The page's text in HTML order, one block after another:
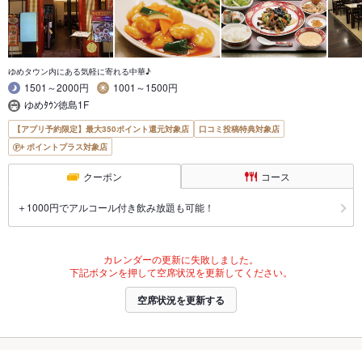
ゆめタウン内にある気軽に寄れる中華♪
1501～2000円
1001～1500円
ゆめﾀｳﾝ徳島1F
【アプリ予約限定】最大350ポイント還元対象店
口コミ投稿特典対象店
ポイントプラス対象店
クーポン コース
＋1000円でアルコール付き飲み放題も可能！
カレンダーの更新に失敗しました。
下記ボタンを押して空席状況を更新してください。
空席状況を更新する